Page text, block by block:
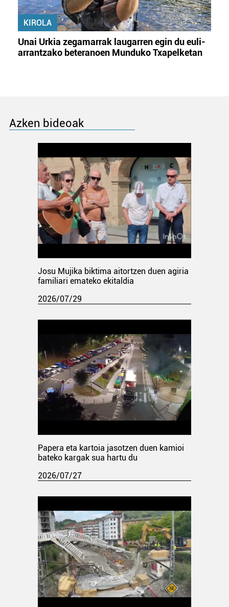
KIROLA
Unai Urkia zegamarrak laugarren egin du euli-
arrantzako beteranoen Munduko Txapelketan
Azken bideoak
Josu Mujika biktima aitortzen duen agiria
familiari emateko ekitaldia
2026/07/29
Papera eta kartoia jasotzen duen kamioi
bateko kargak sua hartu du
2026/07/27